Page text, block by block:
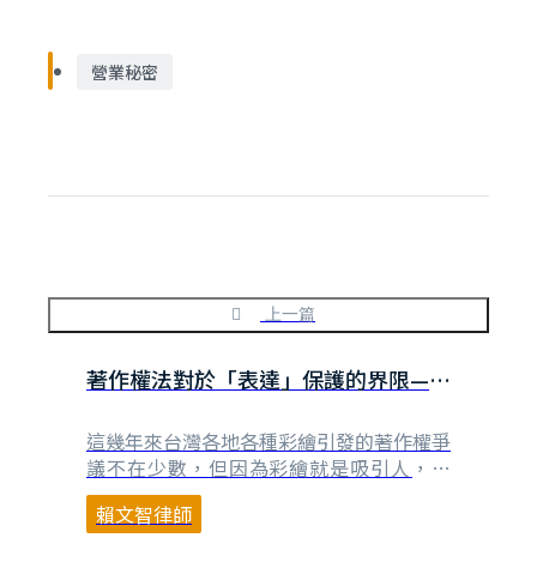
營業秘密
上一篇
著作權法對於「表達」保護的界限—重
這幾年來台灣各地各種彩繪引發的著作權爭
議不在少數，但因為彩繪就是吸引人，所
以，從政府機關到民間單位、社區組織，都
還是前卜後繼地投入。當然，我們很清楚的
賴文智律師